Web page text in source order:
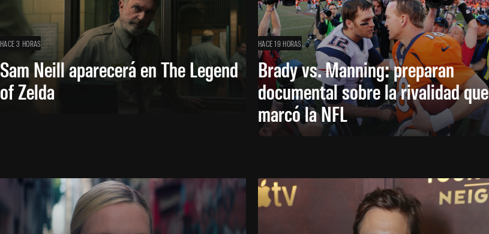
HACE 3 HORAS
Sam Neill aparecerá en The Legend
of Zelda
HACE 19 HORAS
Brady vs. Manning: preparan
documental sobre la rivalidad que
marcó la NFL